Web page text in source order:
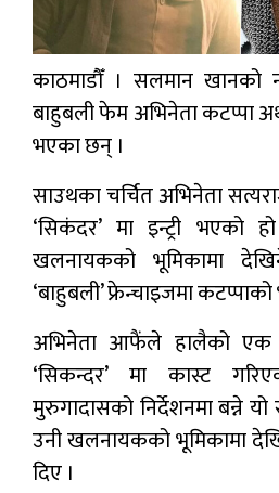
काठमाडौँ । सलमान खानको
बाहुबली फेम अभिनेता कटप्पा
भएका छन् ।
साउथका चर्चित अभिनेता
‘सिकंदर’ मा इन्ट्री भएको
खलनायकको भूमिकामा
‘बाहुबली’ फ्रेन्चाइजमा
अभिनेता आफैंले हालैको एक
‘सिकन्दर’ मा कास्ट
मुरुगादासको निर्देशनमा बन्ने
उनी खलनायकको भूमिकामा
दिए ।